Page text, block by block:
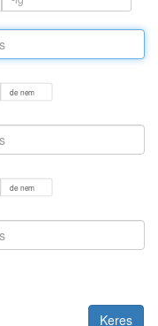
de nem
de nem